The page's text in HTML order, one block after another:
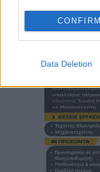
CONFIRM
Data Deletion